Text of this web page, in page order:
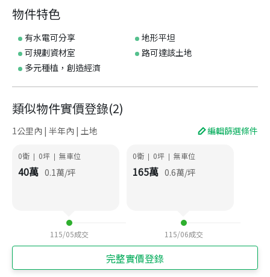
物件特色
有水電可分享
地形平坦
可規劃資材室
路可達該土地
多元種植，創造經濟
類似物件實價登錄(2)
1公里內 | 半年內 | 土地 編輯篩選條件
0衛 | 0坪 | 無車位
40萬 0.1萬/坪
115/05成交
0衛 | 0坪 | 無車位
165萬 0.6萬/坪
115/06成交
完整實價登錄